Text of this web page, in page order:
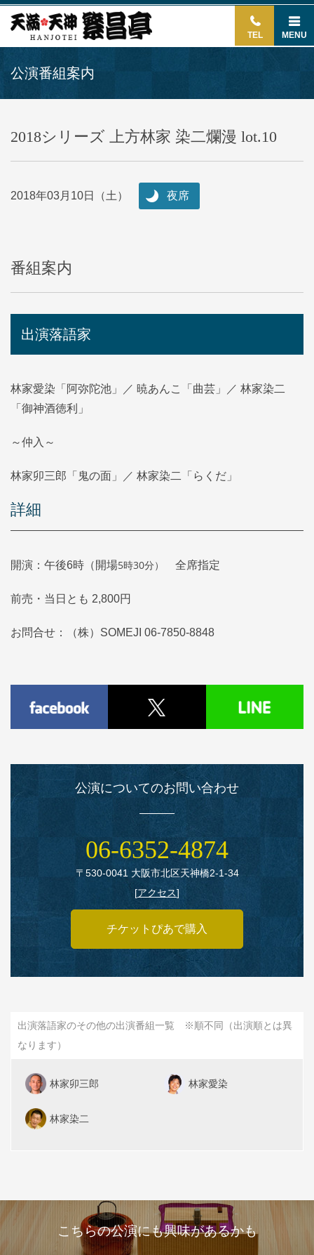
TEL MENU
公演番組案内
2018シリーズ 上方林家 染二爛漫 lot.10
2018年03月10日（土） 夜席
番組案内
出演落語家
林家愛染「阿弥陀池」／ 暁あんこ「曲芸」／ 林家染二
「御神酒徳利」
～仲入～
林家卯三郎「鬼の面」／ 林家染二「らくだ」
詳細
開演：午後6時（開場5時30分） 全席指定
前売・当日とも 2,800円
お問合せ：（株）SOMEJI 06-7850-8848
公演についてのお問い合わせ
06‑6352‑4874
〒530‑0041 大阪市北区天神橋2‑1‑34
[アクセス]
チケットぴあで購入
出演落語家のその他の出演番組一覧 ※順不同（出演順とは異
なります）
林家卯三郎 林家愛染
林家染二
こちらの公演にも興味があるかも